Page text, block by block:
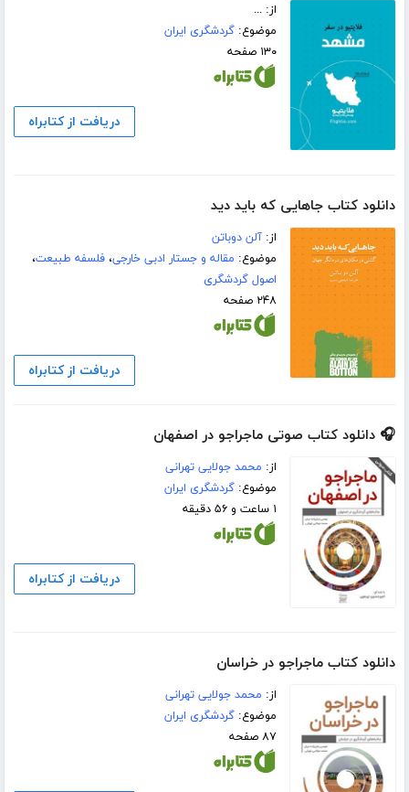
از: ...
موضوع:گردشگری ایران
۱۳۰ صفحه
دریافت از کتابراه
دانلود کتاب جاهایی که باید دید
از:آلن دوباتن
موضوع: مقاله و جستار ادبی خارجی،فلسفه طبیعت،
اصول گردشگری
۲۴۸ صفحه
دریافت از کتابراه
🎧 دانلود کتاب صوتی ماجراجو در اصفهان
از: محمد جولایی تهرانی
موضوع:گردشگری ایران
۱ ساعت و ۵۶ دقیقه
دریافت از کتابراه
دانلود کتاب ماجراجو در خراسان
از: محمد جولایی تهرانی
موضوع:گردشگری ایران
۸۷ صفحه